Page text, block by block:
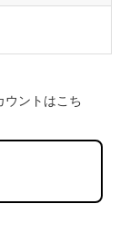
ウントはこち